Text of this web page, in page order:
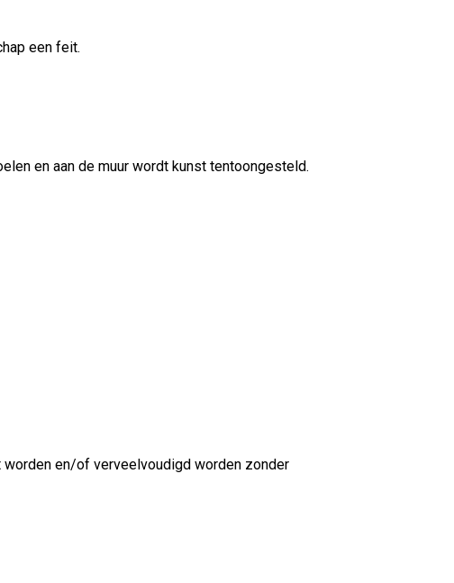
een feit.
en aan de muur wordt kunst tentoongesteld.
en/of verveelvoudigd worden zonder